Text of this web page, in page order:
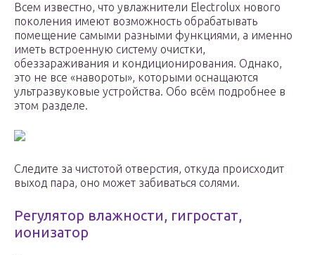
Всем известно, что увлажнители Electrolux нового
поколения имеют возможность обрабатывать
помещение самыми разными функциями, а именно
иметь встроенную систему очистки,
обеззараживания и кондиционирования. Однако,
это не все «навороты», которыми оснащаются
ультразвуковые устройства. Обо всём подробнее в
этом разделе.
Следите за чистотой отверстия, откуда происходит
выход пара, оно может забиваться солями.
Регулятор влажности, гигростат,
ионизатор